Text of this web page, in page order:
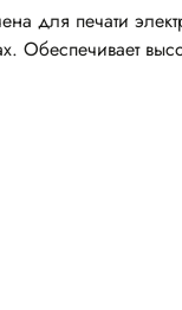
для печати
Обеспечивает